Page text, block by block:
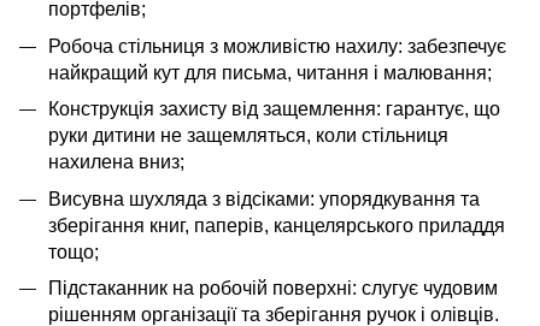
портфелів;
Робоча стільниця з можливістю нахилу: забезпечує
найкращий кут для письма, читання і малювання;
Конструкція захисту від защемлення: гарантує, що
руки дитини не защемляться, коли стільниця
нахилена вниз;
Висувна шухляда з відсіками: упорядкування та
зберігання книг, паперів, канцелярського приладдя
тощо;
Підстаканник на робочій поверхні: слугує чудовим
рішенням організації та зберігання ручок і олівців.